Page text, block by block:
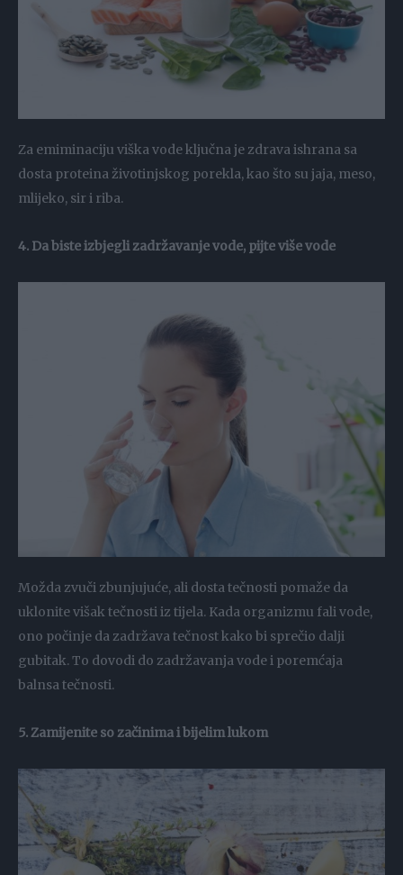
Za emiminaciju viška vode ključna je zdrava ishrana sa
dosta proteina životinjskog porekla, kao što su jaja, meso,
mlijeko, sir i riba.
4. Da biste izbjegli zadržavanje vode, pijte više vode
Možda zvuči zbunjujuće, ali dosta tečnosti pomaže da
uklonite višak tečnosti iz tijela. Kada organizmu fali vode,
ono počinje da zadržava tečnost kako bi sprečio dalji
gubitak. To dovodi do zadržavanja vode i poremćaja
balnsa tečnosti.
5. Zamijenite so začinima i bijelim lukom